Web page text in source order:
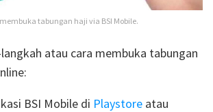
tabungan haji via BSI Mobile.
atau cara membuka tabungan
BSI Mobile di Playstore atau